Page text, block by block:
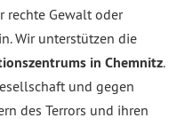
rechte Gewalt oder
Wir unterstützen die
in Chemnitz.
und gegen
des Terrors und ihren